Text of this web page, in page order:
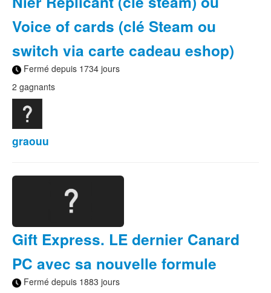
Voice of cards (clé Steam ou
switch via carte cadeau eshop)
Fermé depuis 1734 jours
2 gagnants
graouu
Gift Express. LE dernier Canard
PC avec sa nouvelle formule
Fermé depuis 1883 jours